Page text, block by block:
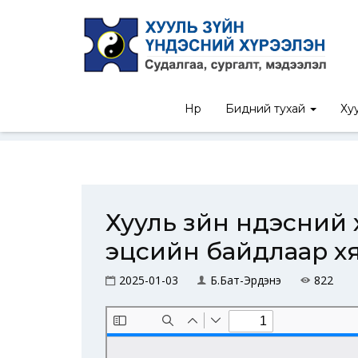
Нүүр Бидний тухай
Хууль зүйн
эцсийн байдлаар
2025-01-03 Б.Бат-Эрдэнэ 822